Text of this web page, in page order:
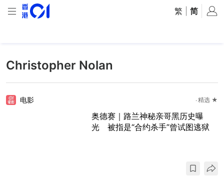
繁 简
Christopher Nolan
电影 精选 ★
奥德赛｜路兰神秘亲哥黑历史曝
光 被指是“合约杀手”曾试图逃狱